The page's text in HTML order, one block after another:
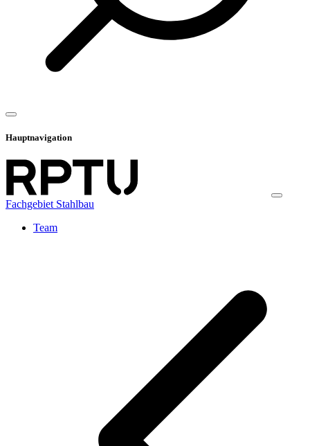
Hauptnavigation
Fachgebiet Stahlbau
Team